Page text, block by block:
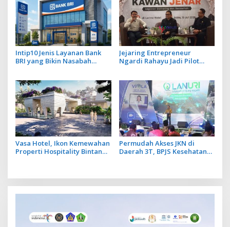
Intip10 Jenis Layanan Bank
BRI yang Bikin Nasabah
Jejaring Entrepreneur
Ngardi Rahayu Jadi Pilot
Vasa Hotel, Ikon Kemewahan
Properti Hospitality Bintang
Permudah Akses JKN di
Daerah 3T, BPJS Kesehatan